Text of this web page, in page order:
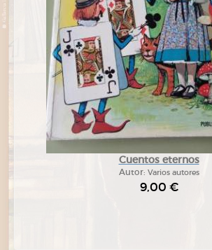
Cuentos eternos
Autor: Varios autores
9,00 €